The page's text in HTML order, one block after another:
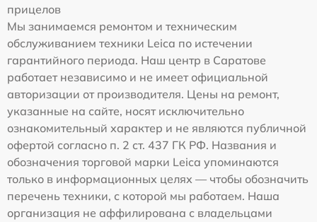
прицелов
Мы занимаемся ремонтом и техническим
обслуживанием техники Leica по истечении
гарантийного периода. Наш центр в Саратове
работает независимо и не имеет официальной
авторизации от производителя. Цены на ремонт,
указанные на сайте, носят исключительно
ознакомительный характер и не являются публичной
офертой согласно п. 2 ст. 437 ГК РФ. Названия и
обозначения торговой марки Leica упоминаются
только в информационных целях — чтобы обозначить
перечень техники, с которой мы работаем. Наша
организация не аффилирована с владельцами